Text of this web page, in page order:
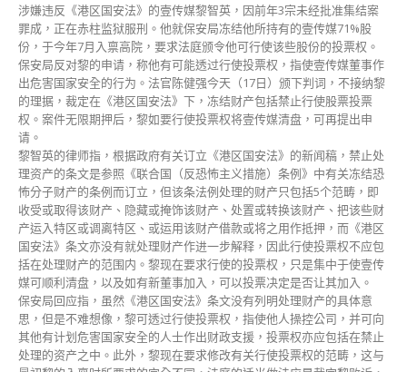
中
涉嫌违反《港区国安法》的壹传媒黎智英，因前年3宗未经批准集结案
罪成，正在赤柱监狱服刑。他就保安局冻结他所持有的壹传媒71%股
份，于今年7月入禀高院，要求法庭颁令他可行使该些股份的投票权。
保安局反对黎的申请，称他有可能透过行使投票权，指使壹传媒董事作
出危害国家安全的行为。法官陈健强今天（17日）颁下判词，不接纳黎
的理据，裁定在《港区国安法》下，冻结财产包括禁止行使股票投票
权。案件无限期押后，黎如要行使投票权将壹传媒清盘，可再提出申
请。
黎智英的律师指，根据政府有关订立《港区国安法》的新闻稿，禁止处
理资产的条文是参照《联合国（反恐怖主义措施）条例》中有关冻结恐
怖分子财产的条例而订立，但该条法例处理的财产只包括5个范畴，即
收受或取得该财产、隐藏或掩饰该财产、处置或转换该财产、把该些财
产运入特区或调离特区、或运用该财产借款或将之用作抵押，而《港区
国安法》条文亦没有就处理财产作进一步解释，因此行使投票权不应包
括在处理财产的范围内。黎现在要求行使的投票权，只是集中于使壹传
媒可顺利清盘，以及如有新董事加入，可以投票决定是否让其加入。
保安局回应指，虽然《港区国安法》条文没有列明处理财产的具体意
思，但是不难想像，黎可透过行使投票权，指使他人操控公司，并可向
其他有计划危害国家安全的人士作出财政支援，投票权亦应包括在禁止
处理的资产之中。此外，黎现在要求修改有关行使投票权的范畴，这与